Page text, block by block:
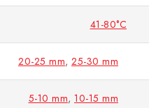
41-80°C
20-25 mm, 25-30 mm
5-10 mm, 10-15 mm